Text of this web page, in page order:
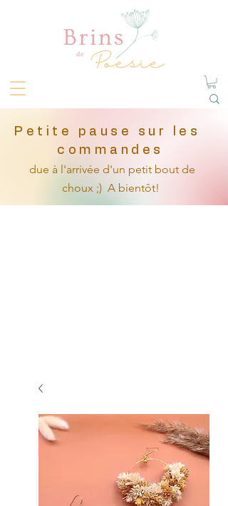
Petite pause sur les
commandes
due à l'arrivée d'un petit bout de
choux ;) A bientôt!